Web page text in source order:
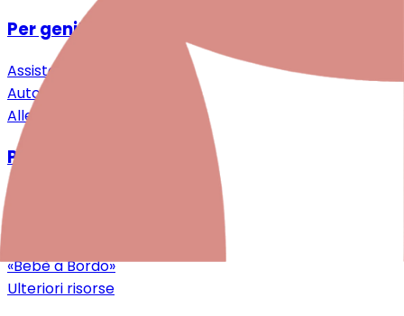
Per genitori e famiglie
Assistenza specialistica
Auto-aiuto & Comunità
Alleggerimento & Supporto
Per professioniste/i
«Bebè a Bordo»
Ulteriori risorse